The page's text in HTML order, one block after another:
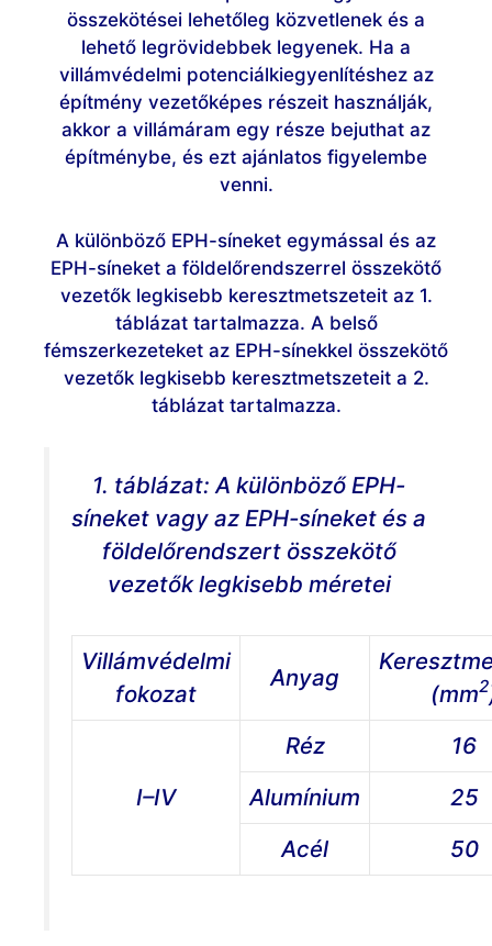
összekötései lehetőleg közvetlenek és a
lehető legrövidebbek legyenek. Ha a
villámvédelmi potenciálkiegyenlítéshez az
építmény vezetőképes részeit használják,
akkor a villámáram egy része bejuthat az
építménybe, és ezt ajánlatos figyelembe
venni.
A különböző EPH-síneket egymással és az
EPH-síneket a földelőrendszerrel összekötő
vezetők legkisebb keresztmetszeteit az 1.
táblázat tartalmazza. A belső
fémszerkezeteket az EPH-sínekkel összekötő
vezetők legkisebb keresztmetszeteit a 2.
táblázat tartalmazza.
1. táblázat: A különböző EPH-
síneket vagy az EPH-síneket és a
földelőrendszert összekötő
vezetők legkisebb méretei
Villámvédelmi
fokozat
Anyag
(mm2
I–IV
Réz
16
Alumínium
25
Acél
50